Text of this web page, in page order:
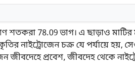
শতকরা 78.09 ভাগ। এ ছাড়াও মাটির
নাইট্রোজেন চক্র যে পর্যায়ে হয়,
জীবদেহে প্রবেশ, জীবদেহ থেকে